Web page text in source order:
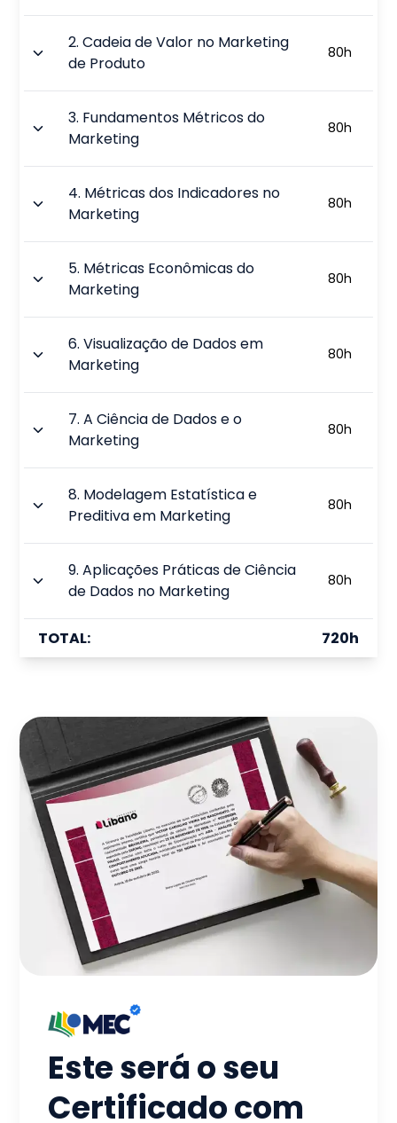
2.Cadeia de Valor no Marketing
de Produto
80h
3. Fundamentos Métricos do
Marketing
80h
4. Métricas dos Indicadores no
Marketing
80h
5. Métricas Econômicas do
Marketing
80h
6.Visualização de Dados em
Marketing
80h
7.A Ciência de Dados e o
Marketing
80h
8. Modelagem Estatística e
Preditiva em Marketing
80h
9.Aplicações Práticas de Ciência
de Dados no Marketing
80h
TOTAL: 720h
Este será o seu
Certificado com